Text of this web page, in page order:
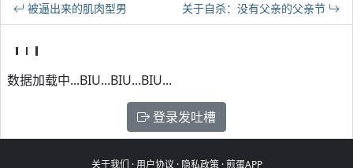
被逼出来的肌肉型男 关于自杀：没有父亲的父亲节
数据加载中...BIU...BIU...BIU...
登录发吐槽
关于我们 ·用户协议 · 隐私政策·煎蛋APP